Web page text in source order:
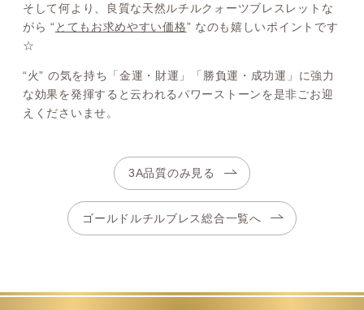
そして何より、良質な天然ルチルクォーツブレスレットな
がら “ とてもお求めやすい価格” なのも嬉しいポイントです
☆
“火” の気を持ち「金運・財運」「勝負運・成功運」に強力
な効果を発揮すると云われるパワーストーンを是非ごお迎
えくださいませ。
3A品質のみ見る
ゴールドルチルブレス総合一覧へ